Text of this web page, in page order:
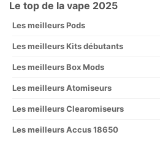
Le top de la vape 2025
Les meilleurs Pods
Les meilleurs Kits débutants
Les meilleurs Box Mods
Les meilleurs Atomiseurs
Les meilleurs Clearomiseurs
Les meilleurs Accus 18650